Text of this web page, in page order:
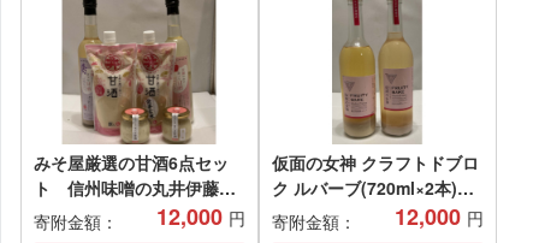
みそ屋厳選の甘酒6点セッ
ト 信州味噌の丸井伊藤商
店【1576545】
寄附金額： 12,000 円
仮面の女神 クラフトドブロ
ク ルバーブ(720ml×2本)
信州味噌の丸井伊藤商店
【1576510】
寄附金額： 12,000 円